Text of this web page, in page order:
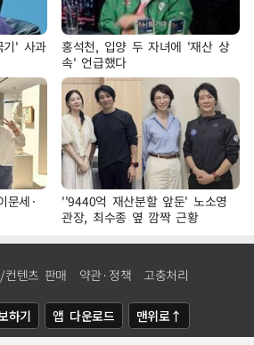
기' 사과
홍석천, 입양 두 자녀에 '재산 상
속' 언급했다
문세·
''9440억 재산분할 앞둔' 노소영
관장, 최수종 옆 깜짝 근황
컨텐츠 판매 약관·정책 고충처리
하기 앱 다운로드 맨위로↑